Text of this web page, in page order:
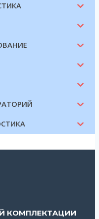
КОМПЛЕКТАЦИИ